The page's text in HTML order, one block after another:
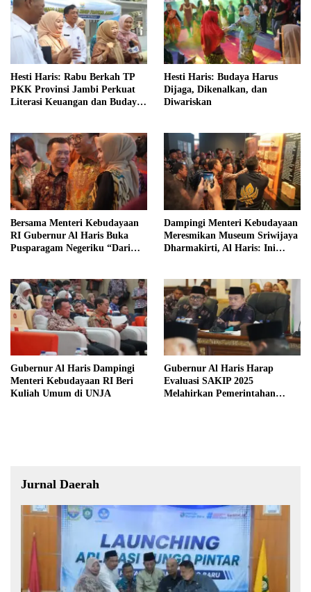
Hesti Haris: Rabu Berkah TP
PKK Provinsi Jambi Perkuat
Literasi Keuangan dan Budaya
Hesti Haris: Budaya Harus
Dijaga, Dikenalkan, dan
Diwariskan
Bersama Menteri Kebudayaan
RI Gubernur Al Haris Buka
Pusparagam Negeriku “Dari
Dampingi Menteri Kebudayaan
Meresmikan Museum Sriwijaya
Dharmakirti, Al Haris: Ini
Gubernur Al Haris Dampingi
Menteri Kebudayaan RI Beri
Kuliah Umum di UNJA
Gubernur Al Haris Harap
Evaluasi SAKIP 2025
Melahirkan Pemerintahan
Jurnal Daerah